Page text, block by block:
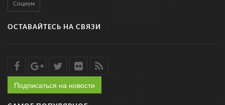
Социум
ОСТАВАЙТЕСЬ НА СВЯЗИ
Подписаться на новости